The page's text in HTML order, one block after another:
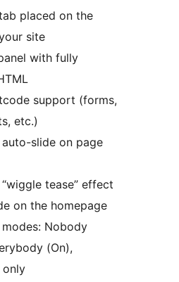
placed on the
site
with fully
support (forms,
etc.)
slide on page
tease” effect
on the homepage
Nobody
(On),
only